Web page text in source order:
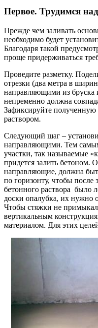
Первое. Трудимся
Прежде чем заливать
необходимо будет
Благодаря такой
проще придерживаться
Проведите разметку.
отрезки (два метра в
направляющими из бруска
непременно должна
Зафиксируйте
раствором.
Следующий шаг –
направляющими. Тем
участки, так называемые
придется залить бетоном.
направляющие, должна
по горизонту, чтобы
бетонного раствора было
доски опалубка, их нужно
Чтобы стяжки не
вертикальным
материалом. Для этих